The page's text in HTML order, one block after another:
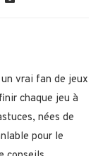
vrai fan de jeux
chaque jeu à
nées de
pour le